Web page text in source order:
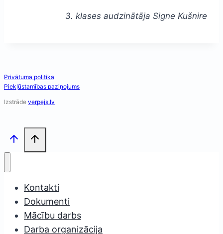
3. klases audzinātāja Signe Kušnire
Privātuma politika
Piekļūstamības paziņojums
Izstrāde verpejs.lv
Kontakti
Dokumenti
Mācību darbs
Darba organizācija